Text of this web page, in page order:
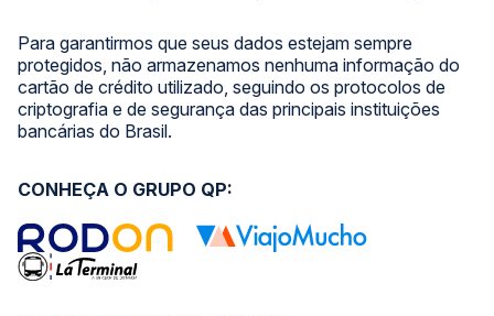
Para garantirmos que seus dados estejam sempre
protegidos, não armazenamos nenhuma informação do
cartão de crédito utilizado, seguindo os protocolos de
criptografia e de segurança das principais instituições
bancárias do Brasil.
CONHEÇA O GRUPO QP: